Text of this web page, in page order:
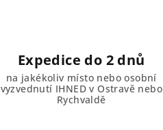
Expedice do 2 dnů
na jakékoliv místo nebo osobní
vyzvednutí IHNED v Ostravě nebo
Rychvaldě